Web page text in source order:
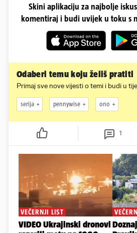
Skini aplikaciju za najbolje
komentiraj i budi uvijek u toku s
Odaberi temu koju želiš pratiti
Primaj sve nove vijesti o temi i budi u
serija pennywise ono
1